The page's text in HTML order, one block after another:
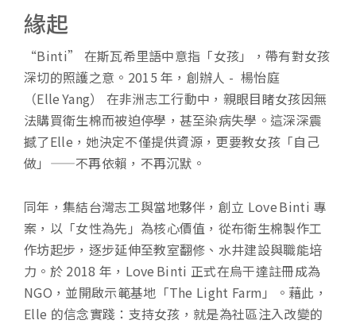
緣起
“Binti” 在斯瓦希里語中意指「女孩」，帶有對女孩
深切的照護之意。2015 年，創辦人 - 楊怡庭
（Elle Yang） 在非洲志工行動中，親眼目睹女孩因無
法購買衛生棉而被迫停學，甚至染病失學。這深深震
撼了Elle，她決定不僅提供資源，更要教女孩「自己
做」——不再依賴，不再沉默。
同年，集結台灣志工與當地夥伴，創立 Love Binti 專
案，以「女性為先」為核心價值，從布衛生棉製作工
作坊起步，逐步延伸至教室翻修、水井建設與職能培
力。於 2018 年，Love Binti 正式在烏干達註冊成為
NGO，並開啟示範基地「The Light Farm」。藉此，
Elle 的信念實踐：支持女孩，就是為社區注入改變的